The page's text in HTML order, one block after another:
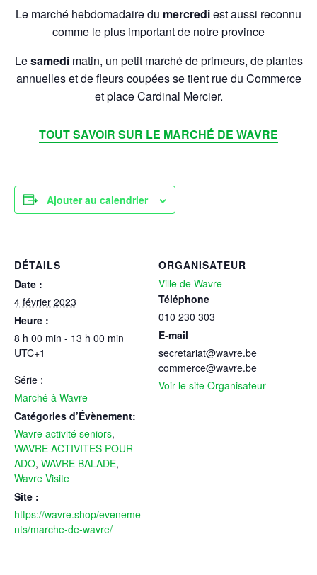
Le marché hebdomadaire du mercrediest aussi reconnu
comme le plus important de notre province
Lesamedimatin, un petit marché de primeurs, de plantes
annuelles et de fleurs coupées se tient rue du Commerce
et place Cardinal Mercier.
TOUT SAVOIR SUR LE MARCHÉ DE WAVRE
Ajouter au calendrier
DÉTAILS
Date :
4 février 2023
Heure :
8 h 00 min - 13 h 00 min
UTC+1
Série :
Marché à Wavre
Catégories d’Évènement:
Wavre activité seniors,
WAVRE ACTIVITES POUR
ADO, WAVRE BALADE,
Wavre Visite
Site :
https://wavre.shop/eveneme
nts/marche-de-wavre/
ORGANISATEUR
Ville de Wavre
Téléphone
010 230 303
E-mail
secretariat@wavre.be
commerce@wavre.be
Voir le site Organisateur